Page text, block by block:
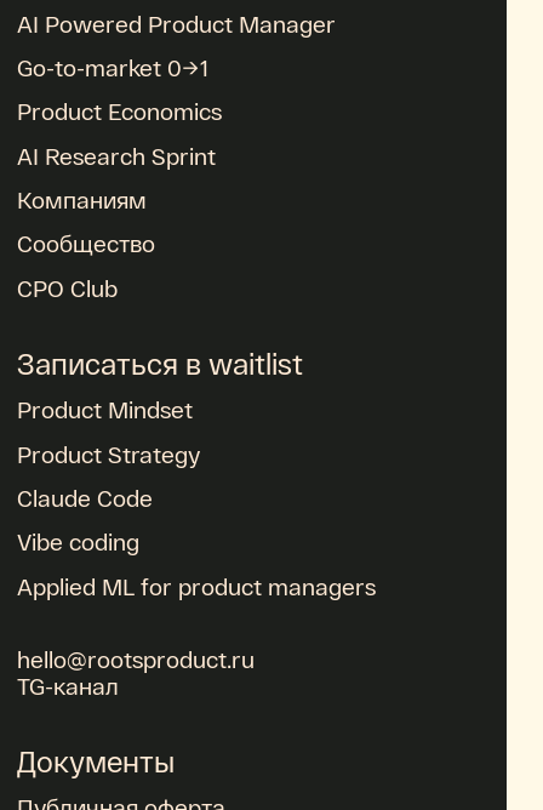
Документы
AI Powered Product Manager
Go-to-market 0→1
Product Economics
AI Research Sprint
Компаниям
Сообщество
CPO Club
Записаться в waitlist
Product Mindset
Product Strategy
Claude Code
Vibe coding
Applied ML for product managers
hello@rootsproduct.ru
TG-канал